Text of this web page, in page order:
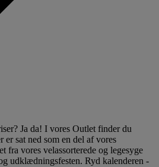
Ja da! I vores Outlet finder du
er sat ned som en del af vores
fra vores velassorterede og legesyge
udklædningsfesten. Ryd kalenderen -